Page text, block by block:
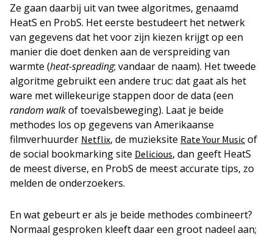
Ze gaan daarbij uit van twee algoritmes, genaamd
HeatS en ProbS. Het eerste bestudeert het netwerk
van gegevens dat het voor zijn kiezen krijgt op een
manier die doet denken aan de verspreiding van
warmte (heat-spreading; vandaar de naam). Het tweede
algoritme gebruikt een andere truc: dat gaat als het
ware met willekeurige stappen door de data (een
random walkof toevalsbeweging). Laat je beide
methodes los op gegevens van Amerikaanse
filmverhuurder Netflix, de muzieksite Rate Your Music of
de social bookmarking site Delicious, dan geeft HeatS
de meest diverse, en ProbS de meest accurate tips, zo
melden de onderzoekers.
En wat gebeurt er als je beide methodes combineert?
Normaal gesproken kleeft daar een groot nadeel aan;